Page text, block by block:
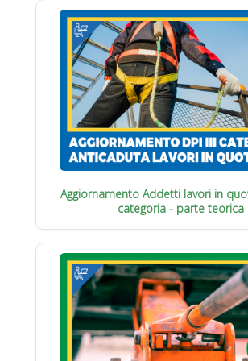
Aggiornamento Addetti lavori in
categoria - parte teorica